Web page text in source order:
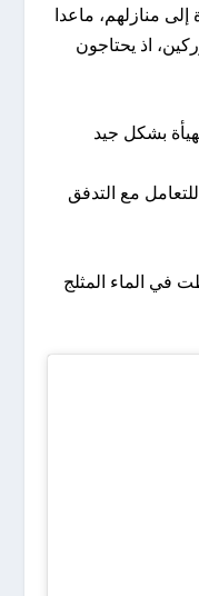
منازلهم، ماعدا
اذ يحتاجون
بشكل جيد
مع التدفق
في الماء المثلج